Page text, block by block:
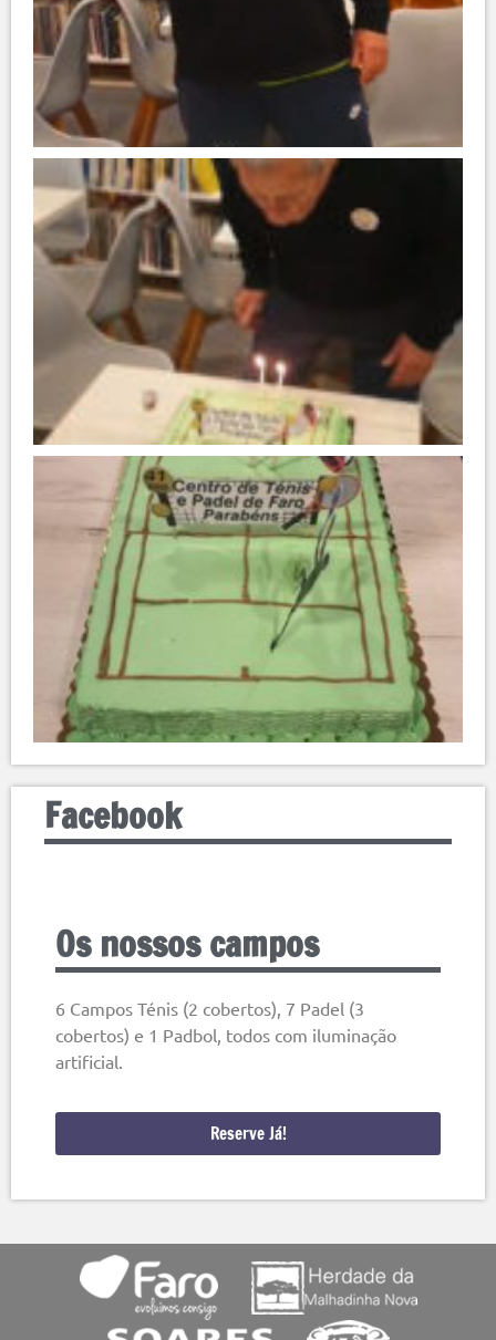
Facebook
Os nossos campos
6 Campos Ténis (2 cobertos), 7 Padel (3
cobertos) e 1 Padbol, todos com iluminação
artificial.
Reserve Já!